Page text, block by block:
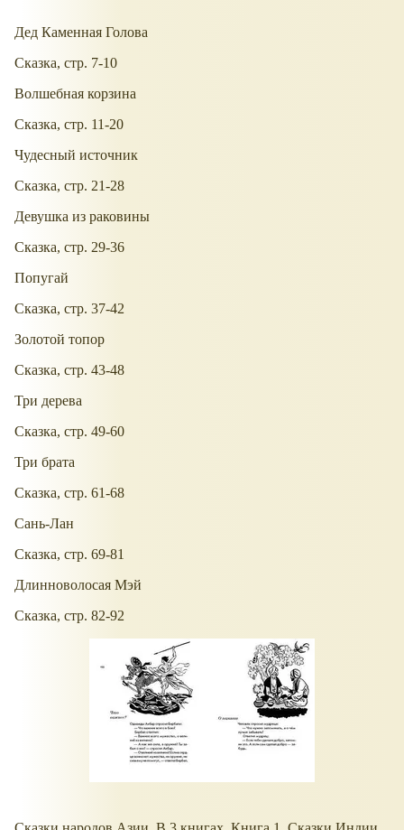
Дед Каменная Голова
Сказка, стр. 7-10
Волшебная корзина
Сказка, стр. 11-20
Чудесный источник
Сказка, стр. 21-28
Девушка из раковины
Сказка, стр. 29-36
Попугай
Сказка, стр. 37-42
Золотой топор
Сказка, стр. 43-48
Три дерева
Сказка, стр. 49-60
Три брата
Сказка, стр. 61-68
Сань-Лан
Сказка, стр. 69-81
Длинноволосая Мэй
Сказка, стр. 82-92